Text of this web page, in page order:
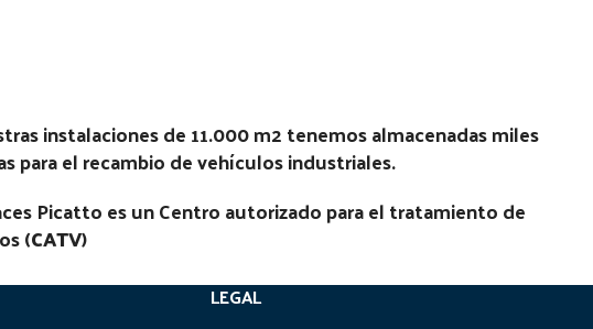
12.90
Código Pieza:
instalaciones de 11.000 m2 tenemos almacenadas miles
para el recambio de vehículos industriales.
Picatto es un Centro autorizado para el tratamiento de
(CATV)
LEGAL